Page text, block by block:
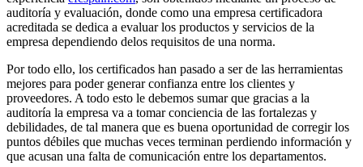
auditoría y evaluación, donde como una empresa certificadora
acreditada se dedica a evaluar los productos y servicios de la
empresa dependiendo delos requisitos de una norma.
Por todo ello, los certificados han pasado a ser de las herramientas
mejores para poder generar confianza entre los clientes y
proveedores. A todo esto le debemos sumar que gracias a la
auditoría la empresa va a tomar conciencia de las fortalezas y
debilidades, de tal manera que es buena oportunidad de corregir los
puntos débiles que muchas veces terminan perdiendo información y
que acusan una falta de comunicación entre los departamentos.